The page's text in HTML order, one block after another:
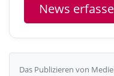
News
Das Publizieren von